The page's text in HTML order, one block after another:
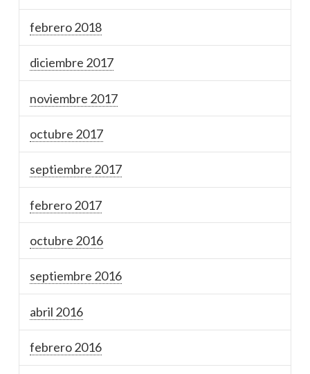
febrero 2018
diciembre 2017
noviembre 2017
octubre 2017
septiembre 2017
febrero 2017
octubre 2016
septiembre 2016
abril 2016
febrero 2016